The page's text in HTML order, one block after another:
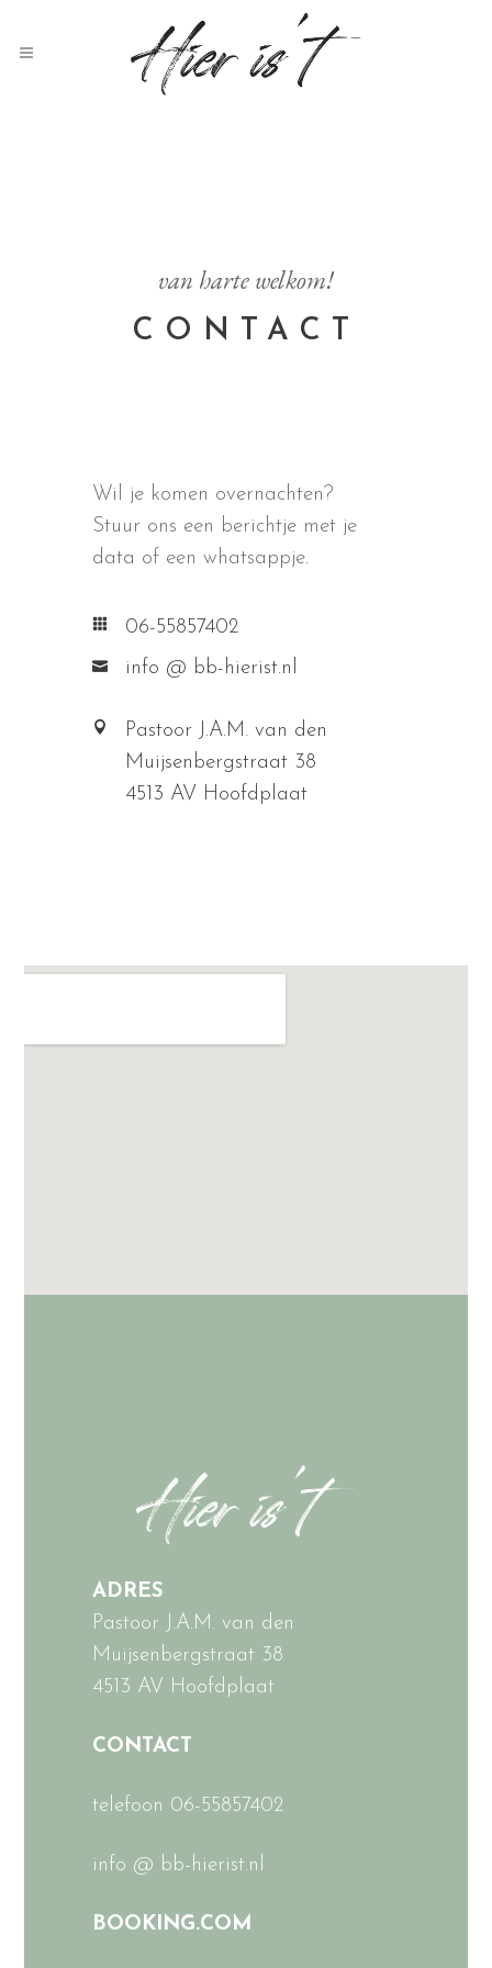
van harte welkom!
CONTACT
Wil je komen overnachten?
Stuur ons een berichtje met je
data of een whatsappje.
06-55857402
info @ bb-hierist.nl
Pastoor J.A.M. van den
Muijsenbergstraat 38
4513 AV Hoofdplaat
ADRES
Pastoor J.A.M. van den
Muijsenbergstraat 38
4513 AV Hoofdplaat
CONTACT
telefoon 06-55857402
info @ bb-hierist.nl
BOOKING.COM